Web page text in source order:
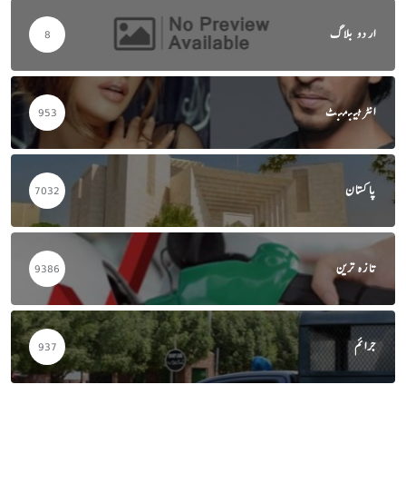
اردو بلاگ 8
انٹرٹینمنٹ 953
پاکستان 7032
تازہ ترین 9386
جرائم 937